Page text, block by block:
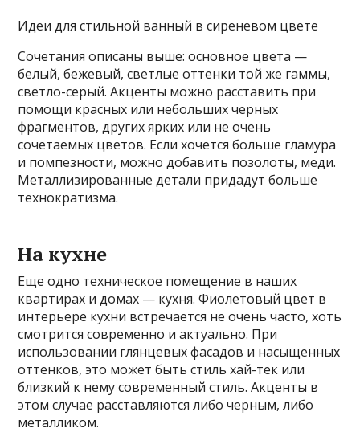
Идеи для стильной ванный в сиреневом цвете
Сочетания описаны выше: основное цвета —
белый, бежевый, светлые оттенки той же гаммы,
светло-серый. Акценты можно расставить при
помощи красных или небольших черных
фрагментов, других ярких или не очень
сочетаемых цветов. Если хочется больше гламура
и помпезности, можно добавить позолоты, меди.
Металлизированные детали придадут больше
технократизма.
На кухне
Еще одно техническое помещение в наших
квартирах и домах — кухня. Фиолетовый цвет в
интерьере кухни встречается не очень часто, хоть
смотрится современно и актуально. При
использовании глянцевых фасадов и насыщенных
оттенков, это может быть стиль хай-тек или
близкий к нему современный стиль. Акценты в
этом случае расставляются либо черным, либо
металликом.